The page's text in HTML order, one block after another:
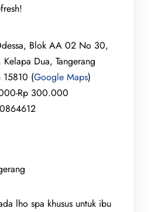
Blok AA 02 No 30,
Dua, Tangerang
15810 (Google Maps)
Rp 300.000
lho spa khusus untuk ibu